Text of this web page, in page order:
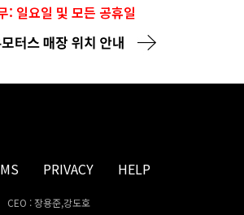
: 일요일 및 모든 공휴일
PRIVACY HELP
CEO : 장용준,강도호